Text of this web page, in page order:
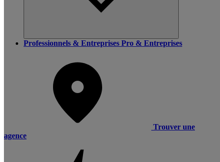
Professionnels & Entreprises Pro & Entreprises
Trouver une
agence